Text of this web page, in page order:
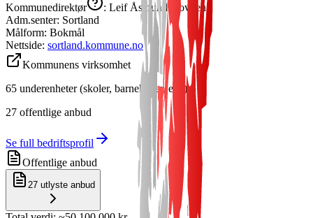
Kommunedirektør
: Leif Åsmund Hovden
Adm.senter: Sortland
Målform: Bokmål
Nettside: sortland.kommune.no
Kommunens virksomhet
65 underenheter (skoler, barnehager, etc.)
27 offentlige anbud
Se full bedriftsprofil
Offentlige anbud
27 utlyste anbud